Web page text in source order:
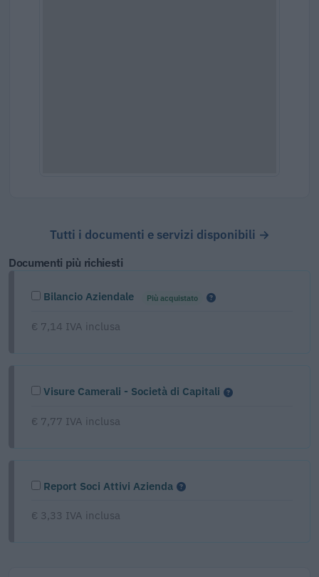
Tutti i documenti e servizi disponibili →
Documenti più richiesti
Bilancio Aziendale Più acquistato
€ 7,14 IVA inclusa
Visure Camerali - Società di Capitali
€ 7,77 IVA inclusa
Report Soci Attivi Azienda
€ 3,33 IVA inclusa